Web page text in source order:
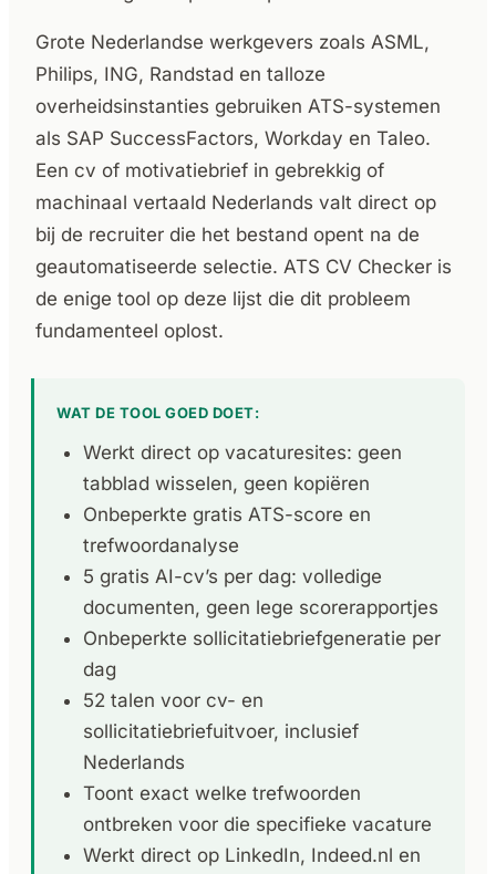
Grote Nederlandse werkgevers zoals ASML,
Philips, ING, Randstad en talloze
overheidsinstanties gebruiken ATS-systemen
als SAP SuccessFactors, Workday en Taleo.
Een cv of motivatiebrief in gebrekkig of
machinaal vertaald Nederlands valt direct op
bij de recruiter die het bestand opent na de
geautomatiseerde selectie. ATS CV Checker is
de enige tool op deze lijst die dit probleem
fundamenteel oplost.
WAT DE TOOL GOED DOET:
Werkt direct op vacaturesites: geen
tabblad wisselen, geen kopiëren
Onbeperkte gratis ATS-score en
trefwoordanalyse
5 gratis AI-cv’s per dag: volledige
documenten, geen lege scorerapportjes
Onbeperkte sollicitatiebriefgeneratie per
dag
52 talen voor cv- en
sollicitatiebriefuitvoer, inclusief
Nederlands
Toont exact welke trefwoorden
ontbreken voor die specifieke vacature
Werkt direct op LinkedIn, Indeed.nl en